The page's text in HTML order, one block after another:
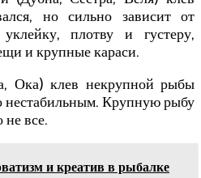
но сильно зависит от
плотву и густеру,
и крупные караси.
Ока) клев некрупной рыбы
нестабильным. Крупную рыбу
не все.
и креатив в рыбалке